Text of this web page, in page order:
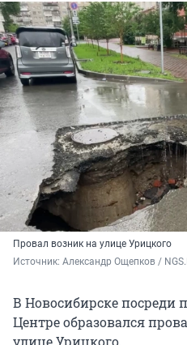
Провал возник на улице Урицкого
Источник: Александр Ощепков /
В Новосибирске посреди
Центре образовался
улице Урицкого.